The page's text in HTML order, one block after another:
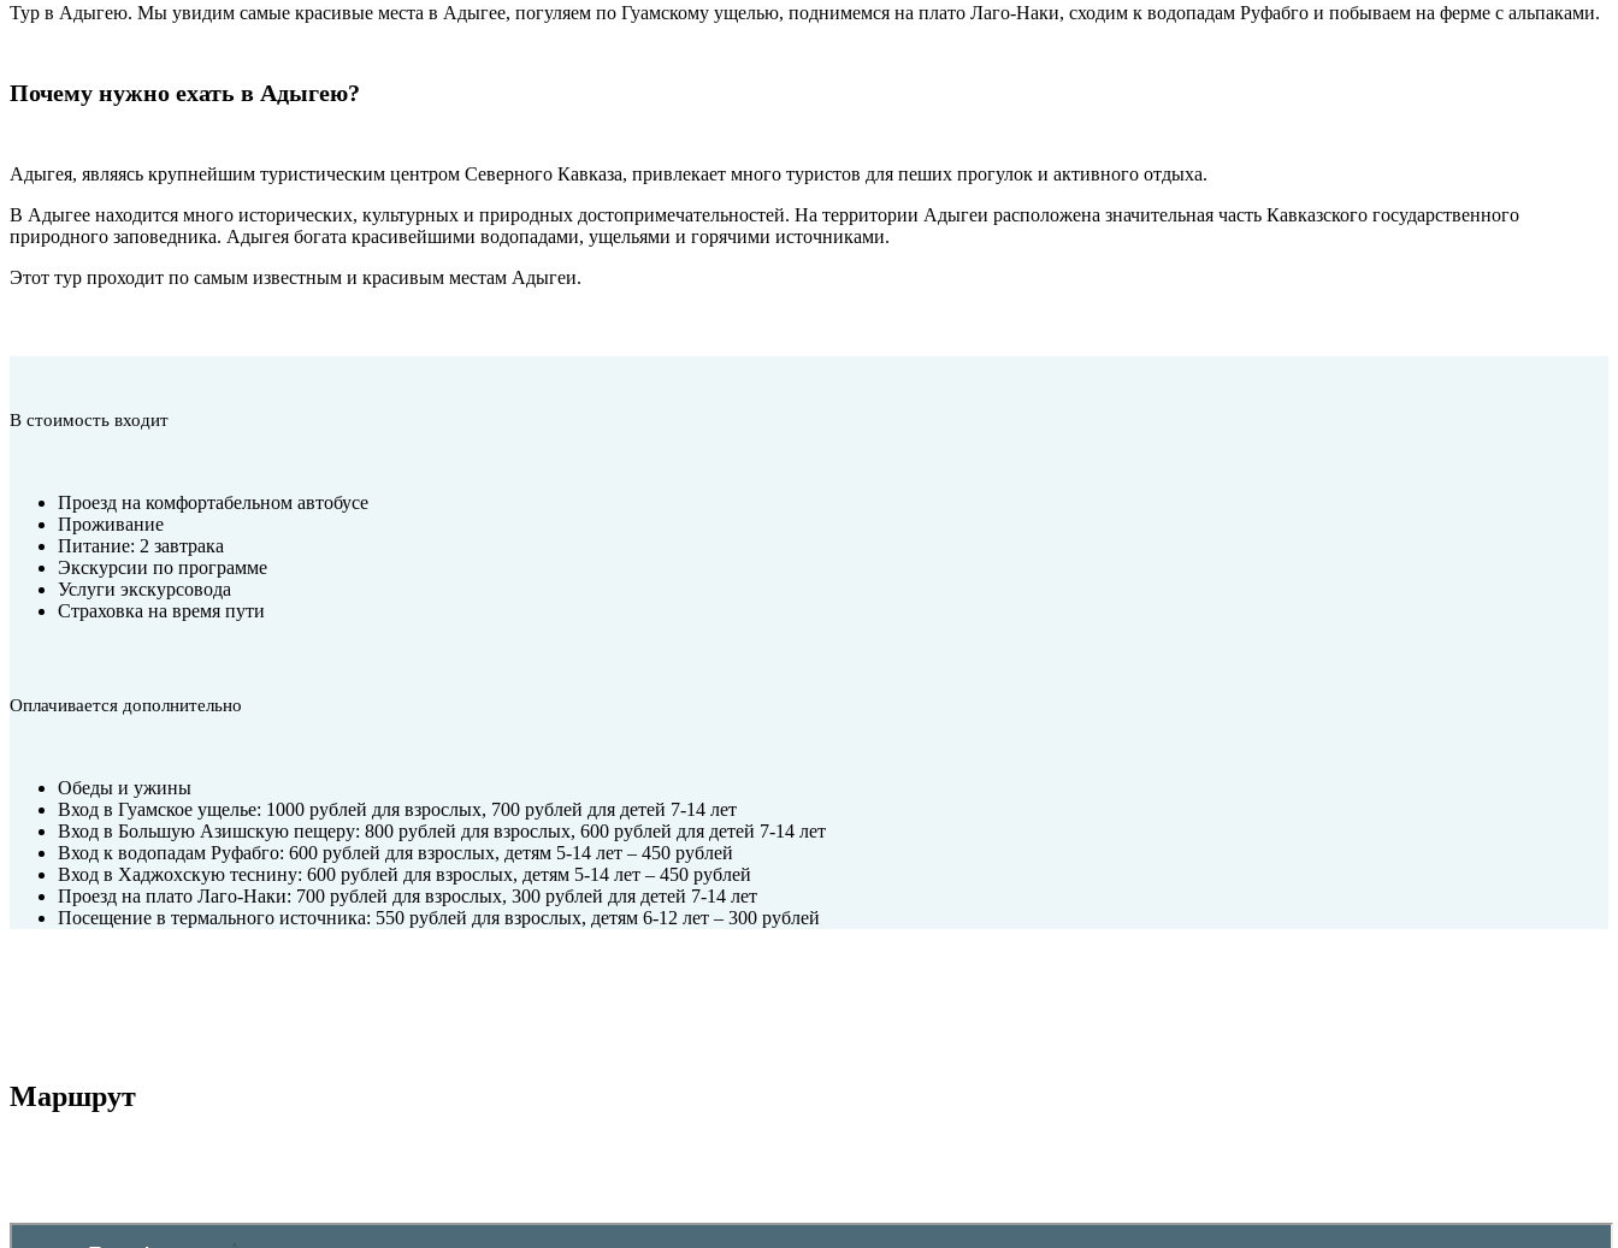
Тур в Адыгею. Мы увидим самые красивые места в Адыгее, погуляем по Гуамскому ущелью, поднимемся на плато Лаго-Наки, сходим к водопадам Руфабго и побываем на ферме с альпаками.
Почему нужно ехать в Адыгею?
Адыгея, являясь крупнейшим туристическим центром Северного Кавказа, привлекает много туристов для пеших прогулок и активного отдыха.
В Адыгее находится много исторических, культурных и природных достопримечательностей. На территории Адыгеи расположена значительная часть Кавказского государственного
природного заповедника. Адыгея богата красивейшими водопадами, ущельями и горячими источниками.
Этот тур проходит по самым известным и красивым местам Адыгеи.
В стоимость входит
Проезд на комфортабельном автобусе
Проживание
Питание: 2 завтрака
Экскурсии по программе
Услуги экскурсовода
Страховка на время пути
Оплачивается дополнительно
Обеды и ужины
Вход в Гуамское ущелье: 1000 рублей для взрослых, 700 рублей для детей 7-14 лет
Вход в Большую Азишскую пещеру: 800 рублей для взрослых, 600 рублей для детей 7-14 лет
Вход к водопадам Руфабго: 600 рублей для взрослых, детям 5-14 лет – 450 рублей
Вход в Хаджохскую теснину: 600 рублей для взрослых, детям 5-14 лет – 450 рублей
Проезд на плато Лаго-Наки: 700 рублей для взрослых, 300 рублей для детей 7-14 лет
Посещение в термального источника: 550 рублей для взрослых, детям 6-12 лет – 300 рублей
Маршрут